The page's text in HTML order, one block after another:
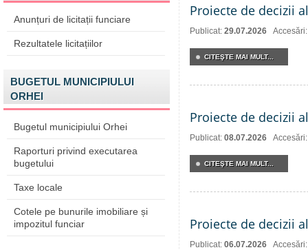
Anunțuri de licitații funciare
Rezultatele licitațiilor
BUGETUL MUNICIPIULUI
ORHEI
Bugetul municipiului Orhei
Raporturi privind executarea
bugetului
Taxe locale
Cotele pe bunurile imobiliare și
impozitul funciar
Proiecte de decizii
Publicat: 29.07.2026
CITEŞTE MAI MULT...
Proiecte de decizii
Publicat: 08.07.2026
CITEŞTE MAI MULT...
Proiecte de decizii
Publicat: 06.07.2026